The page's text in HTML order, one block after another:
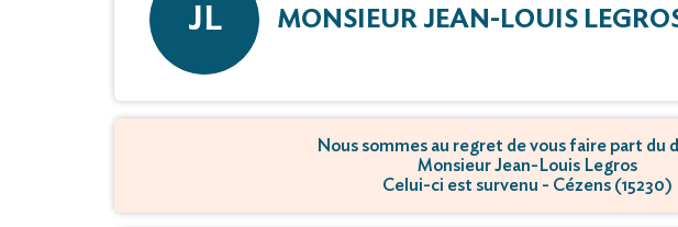
JL MONSIEUR JEAN-LOUIS
Nous sommes au regret de vous faire part du
Monsieur Jean-Louis Legros
Celui-ci est survenu - Cézens (15230)